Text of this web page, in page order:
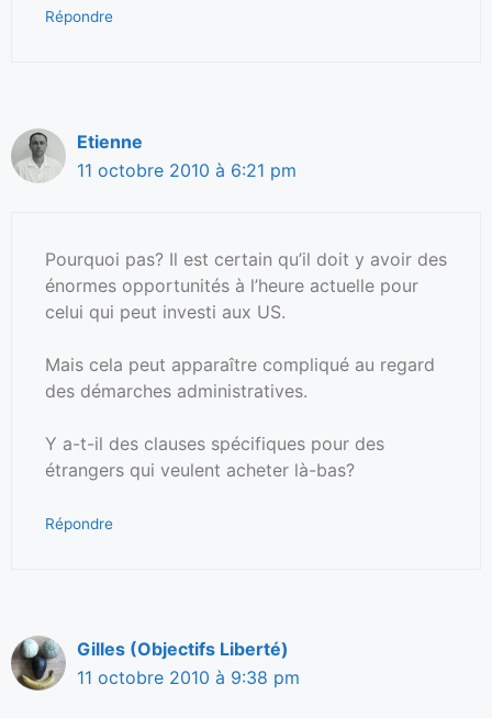
Répondre
Etienne
11 octobre 2010 à 6:21 pm
Pourquoi pas? Il est certain qu’il doit y avoir des
énormes opportunités à l’heure actuelle pour
celui qui peut investi aux US.
Mais cela peut apparaître compliqué au regard
des démarches administratives.
Y a-t-il des clauses spécifiques pour des
étrangers qui veulent acheter là-bas?
Répondre
Gilles (Objectifs Liberté)
11 octobre 2010 à 9:38 pm